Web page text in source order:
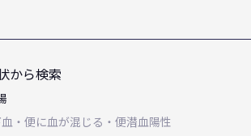
から検索
・便に血が混じる・便潜血陽性